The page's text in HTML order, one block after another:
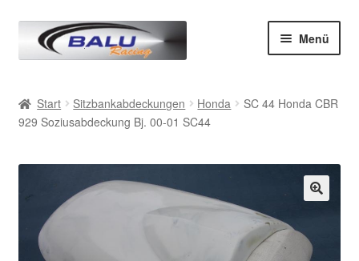
Navigation
Zum
Inhalt
Menü
AGB
Datenschutz
Impressum
Kasse
Start Sitzbankabdeckungen Honda
SC 44 Honda CBR
929 Soziusabdeckung Bj. 00-01 SC44